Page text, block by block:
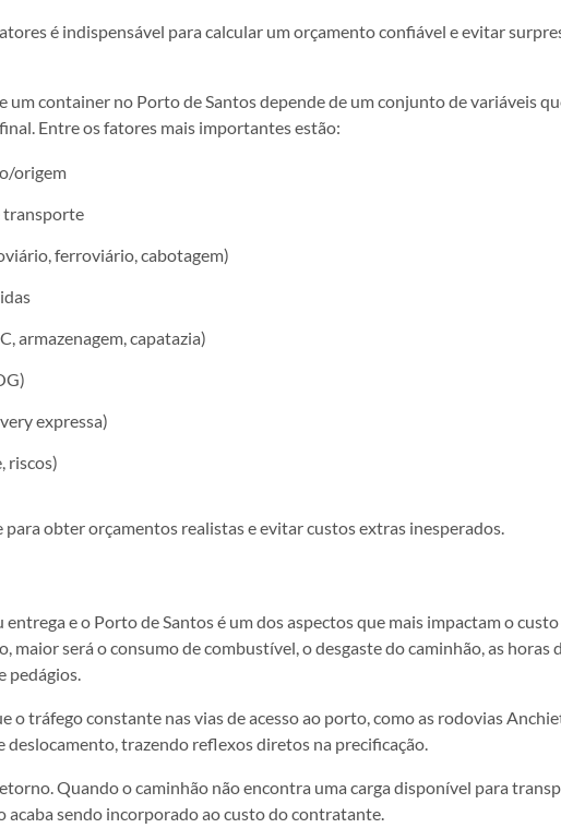
é indispensável para calcular um orçamento confiável e evitar
um container no Porto de Santos depende de um conjunto de variáveis
Entre os fatores mais importantes estão:
origem
transporte
ferroviário, cabotagem)
armazenagem, capatazia)
expressa)
riscos)
obter orçamentos realistas e evitar custos extras inesperados.
e o Porto de Santos é um dos aspectos que mais impactam o
será o consumo de combustível, o desgaste do caminhão, as horas
pedágios.
o tráfego constante nas vias de acesso ao porto, como as rodovias
trazendo reflexos diretos na precificação.
Quando o caminhão não encontra uma carga disponível para
acaba sendo incorporado ao custo do contratante.